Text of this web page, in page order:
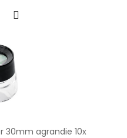
30mm agrandie 10x